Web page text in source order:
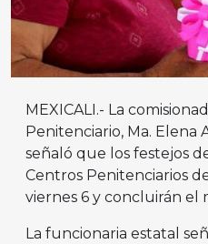
MEXICALI.- La
Penitenciario, Ma. Elena
señaló que los festejos
Centros Penitenciarios
viernes 6 y concluirán el
La funcionaria estatal